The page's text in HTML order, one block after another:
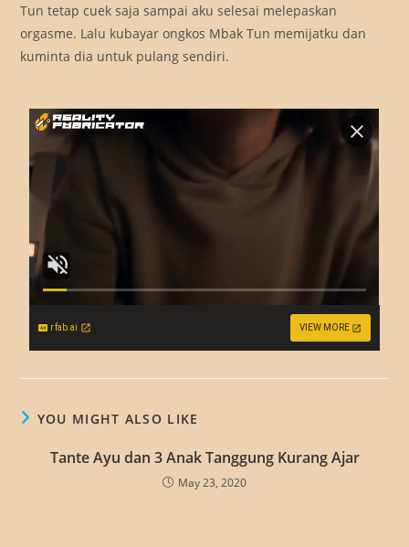
Tun tetap cuek saja sampai aku selesai melepaskan
orgasme. Lalu kubayar ongkos Mbak Tun memijatku dan
kuminta dia untuk pulang sendiri.
rfab.ai VIEW MORE
YOU MIGHT ALSO LIKE
Tante Ayu dan 3 Anak Tanggung Kurang Ajar
May 23, 2020